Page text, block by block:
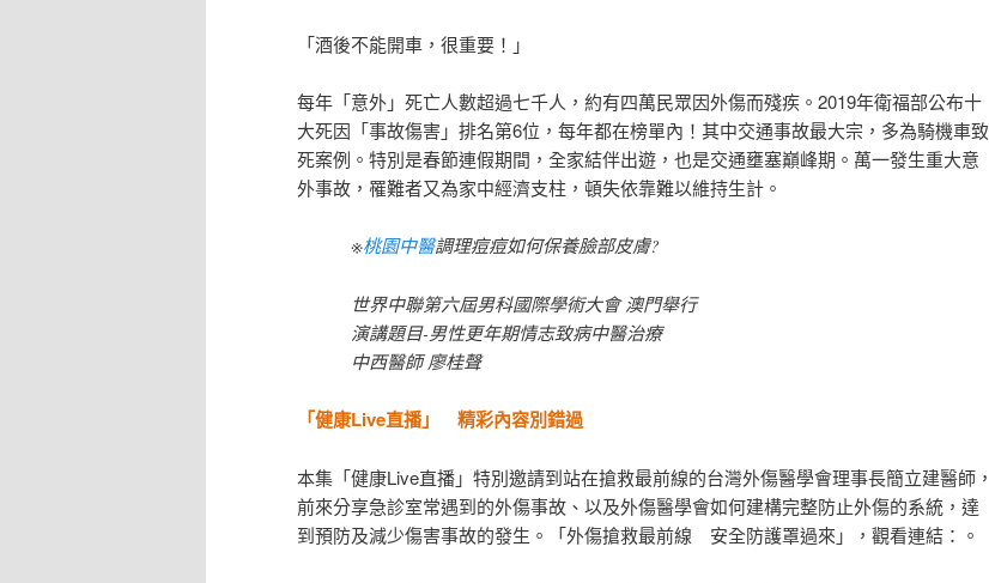
「酒後不能開車，很重要！」
每年「意外」死亡人數超過七千人，約有四萬民眾因外傷而殘疾。2019年衛福部公布十
大死因「事故傷害」排名第6位，每年都在榜單內！其中交通事故最大宗，多為騎機車致
死案例。特別是春節連假期間，全家結伴出遊，也是交通壅塞巔峰期。萬一發生重大意
外事故，罹難者又為家中經濟支柱，頓失依靠難以維持生計。
※桃園中醫調理痘痘如何保養臉部皮膚?
世界中聯第六屆男科國際學術大會 澳門舉行
演講題目-男性更年期情志致病中醫治療
中西醫師 廖桂聲
「健康Live直播」 精彩內容別錯過
本集「健康Live直播」特別邀請到站在搶救最前線的台灣外傷醫學會理事長簡立建醫師，
前來分享急診室常遇到的外傷事故、以及外傷醫學會如何建構完整防止外傷的系統，達
到預防及減少傷害事故的發生。「外傷搶救最前線 安全防護罩過來」，觀看連結：。